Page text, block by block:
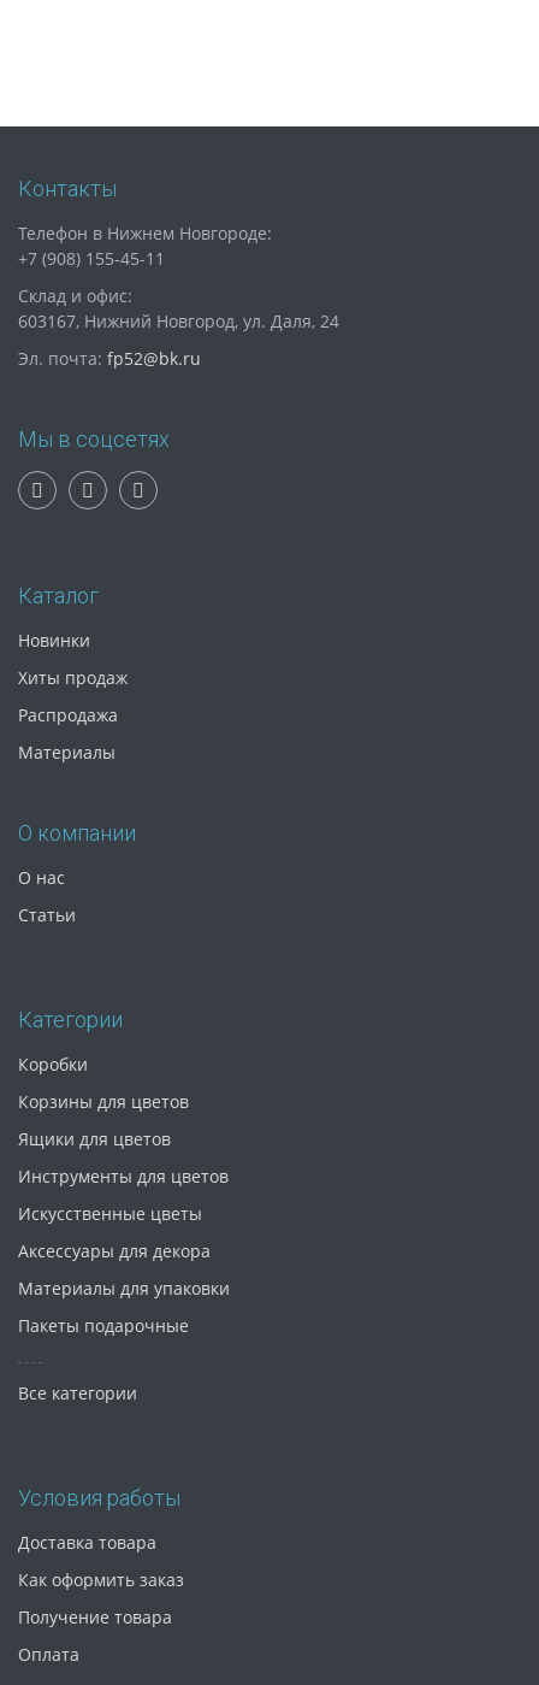
Контакты
Телефон в Нижнем Новгороде:
+7 (908) 155-45-11
Склад и офис:
603167, Нижний Новгород, ул. Даля, 24
Эл. почта: fp52@bk.ru
Мы в соцсетях
Каталог
Новинки
Хиты продаж
Распродажа
Материалы
О компании
О нас
Статьи
Категории
Коробки
Корзины для цветов
Ящики для цветов
Инструменты для цветов
Искусственные цветы
Аксессуары для декора
Материалы для упаковки
Пакеты подарочные
Все категории
Условия работы
Доставка товара
Как оформить заказ
Получение товара
Оплата